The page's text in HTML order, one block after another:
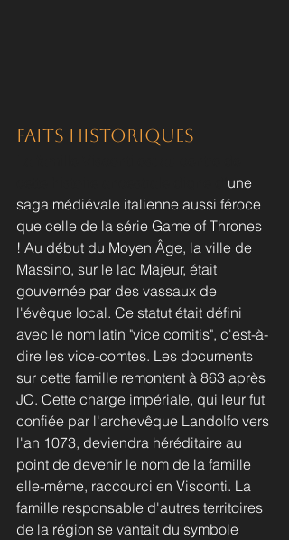
Faits Historiques
une
saga médiévale italienne aussi féroce
que celle de la série Game of Thrones
! Au début du Moyen Âge, la ville de
Massino, sur le lac Majeur, était
gouvernée par des vassaux de
l'évêque local. Ce statut était défini
avec le nom latin "vice comitis", c'est-à-
dire les vice-comtes. Les documents
sur cette famille remontent à 863 après
JC. Cette charge impériale, qui leur fut
confiée par l'archevêque Landolfo vers
l'an 1073, deviendra héréditaire au
point de devenir le nom de la famille
elle-même, raccourci en Visconti. La
famille responsable d'autres territoires
de la région se vantait du symbole